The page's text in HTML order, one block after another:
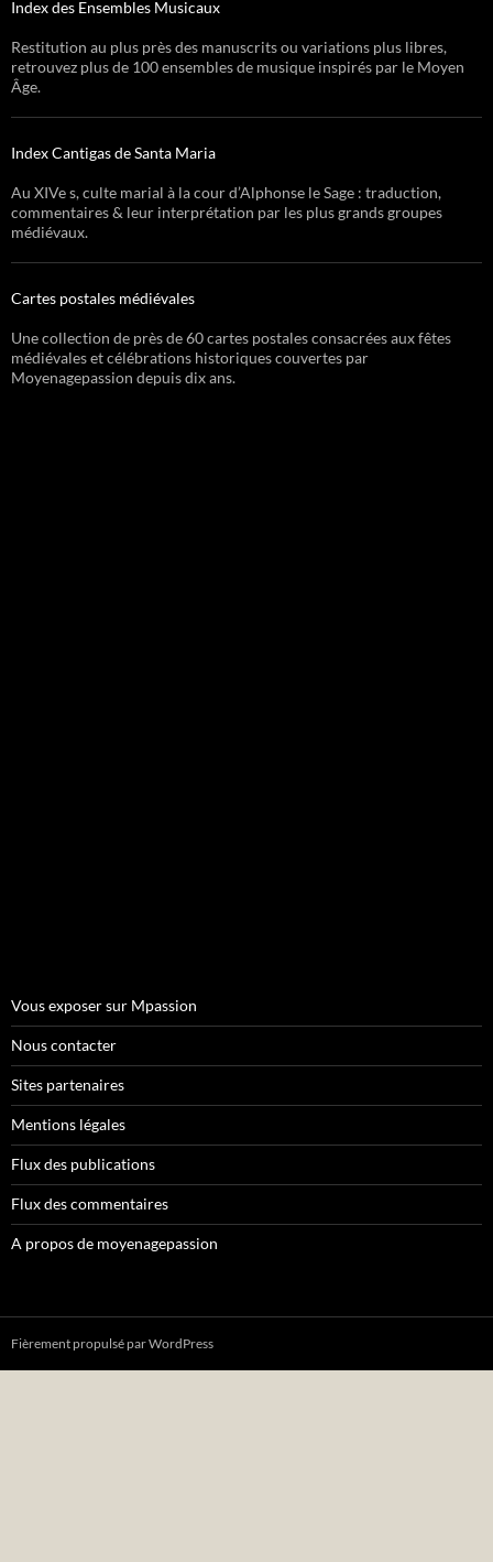
Index des Ensembles Musicaux
Restitution au plus près des manuscrits ou variations plus libres,
retrouvez plus de 100 ensembles de musique inspirés par le Moyen
Âge.
Index Cantigas de Santa Maria
Au XIVe s, culte marial à la cour d’Alphonse le Sage : traduction,
commentaires & leur interprétation par les plus grands groupes
médiévaux.
Cartes postales médiévales
Une collection de près de 60 cartes postales consacrées aux fêtes
médiévales et célébrations historiques couvertes par
Moyenagepassion depuis dix ans.
Vous exposer sur Mpassion
Nous contacter
Sites partenaires
Mentions légales
Flux des publications
Flux des commentaires
A propos de moyenagepassion
Fièrement propulsé par WordPress